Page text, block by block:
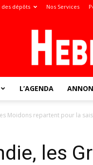
des dépôts Nos Services
L’AGENDA
Moidons repartent pour la
les